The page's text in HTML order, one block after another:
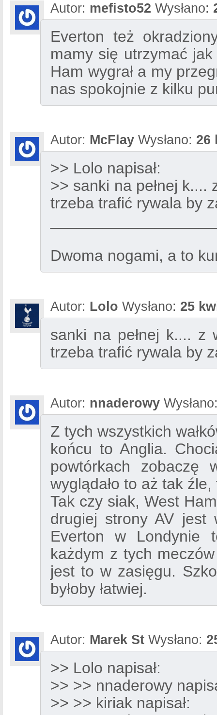
Autor: mefisto52 Wysłano:
Everton też
mamy się utrzymać
Ham wygrał a my
nas spokojnie z kilku
Autor: McFlay Wysłano: 26
>> Lolo napisał:
>> sanki na pełnej
trzeba trafić rywala by
Dwoma nogami, a to
Autor: Lolo Wysłano: 25
sanki na pełnej k.... z
trzeba trafić rywala by
Autor: nnaderowy
Z tych wszystkich
końcu to Anglia.
powtórkach
wyglądało to aż tak
Tak czy siak, West
drugiej strony AV jest
Everton w Londynie
każdym z tych
jest to w zasięgu.
byłoby łatwiej.
Autor: Marek St Wysłano:
>> Lolo napisał:
>> >> nnaderowy
>> >> kiriak napisał: